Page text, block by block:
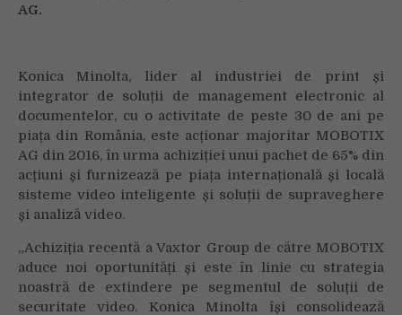
AG.
Konica Minolta, lider al industriei de print și
integrator de soluții de management electronic al
documentelor, cu o activitate de peste 30 de ani pe
piața din România, este acționar majoritar MOBOTIX
AG din 2016, în urma achiziției unui pachet de 65% din
acțiuni și furnizează pe piața internațională și locală
sisteme video inteligente și soluții de supraveghere
și analiză video.
„Achiziția recentă a Vaxtor Group de către MOBOTIX
aduce noi oportunități și este în linie cu strategia
noastră de extindere pe segmentul de soluții de
securitate video. Konica Minolta își consolidează